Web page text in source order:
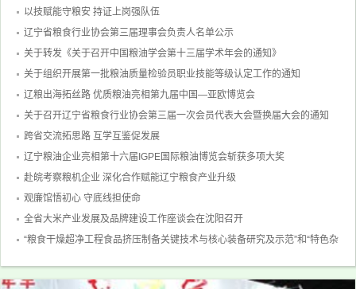
以技赋能守粮安 持证上岗强队伍
辽宁省粮食行业协会第三届理事会负责人名单公示
关于转发《关于召开中国粮油学会第十三届学术年会的通知》
关于组织开展第一批粮油质量检验员职业技能等级认定工作的通知
辽粮出海拓丝路 优质粮油亮相第九届中国—亚欧博览会
关于召开辽宁省粮食行业协会第三届一次会员代表大会暨换届大会的通知
跨省交流拓思路 互学互鉴促发展
辽宁粮油企业亮相第十六届IGPE国际粮油博览会斩获多项大奖
赴皖考察粮机企业 深化合作赋能辽宁粮食产业升级
观廉馆悟初心 守底线担使命
全省大米产业发展及品牌建设工作座谈会在沈阳召开
“粮食干燥超净工程食品挤压制备关键技术与核心装备研究及示范”和“特色杂